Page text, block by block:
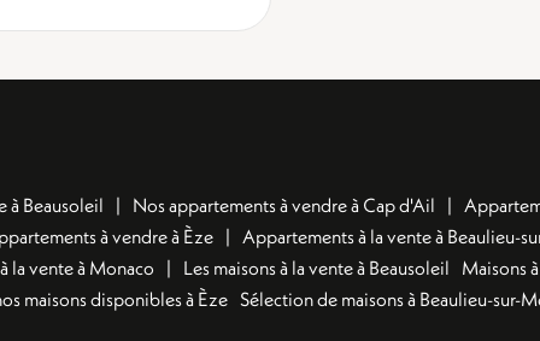
à Beausoleil Nos appartements à vendre à Cap d'Ail
à vendre à Èze Appartements à la vente à Beaulieu-
la vente à Monaco Les maisons à la vente à Beausoleil Maisons
maisons disponibles à Èze Sélection de maisons à Beaulieu-sur-